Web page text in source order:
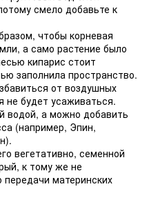
смело добавьте к
чтобы корневая
а само растение было
кипарис стоит
заполнила пространство.
от воздушных
не будет усаживаться.
водой, а можно добавить
(например, Эпин,
вегетативно, семенной
к тому же не
передачи материнских